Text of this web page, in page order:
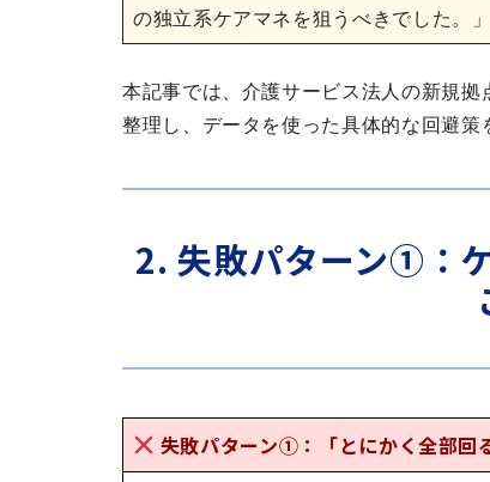
の独立系ケアマネを狙うべきでした。」
本記事では、介護サービス法人の新規
整理し、データを使った具体的な回避策
2. 失敗パターン①：
失敗パターン①：「とにかく全部回